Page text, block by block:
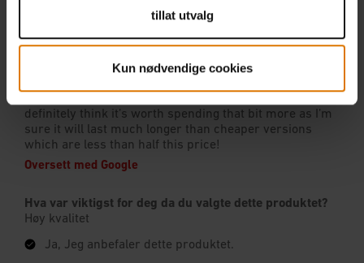
tillat utvalg
Kun nødvendige cookies